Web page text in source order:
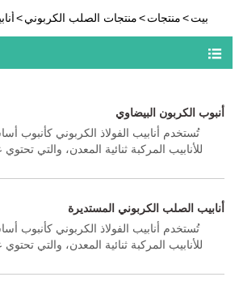
بيت>منتجات>منتجات الصلب الكربوني>

أنبوب الكربون البيضاوي
تُستخدم أنابيب الفولاذ الكربوني كأنبوب
للأنابيب المركبة ثنائية المعدن، والتي
سبائك الفولاذ التيتانيوم، أو النحاس أو
أنابيب الصلب الكربوني المستديرة
تُستخدم أنابيب الفولاذ الكربوني كأنبوب
للأنابيب المركبة ثنائية المعدن، والتي
سبائك الفولاذ التيتانيوم، أو النحاس أو